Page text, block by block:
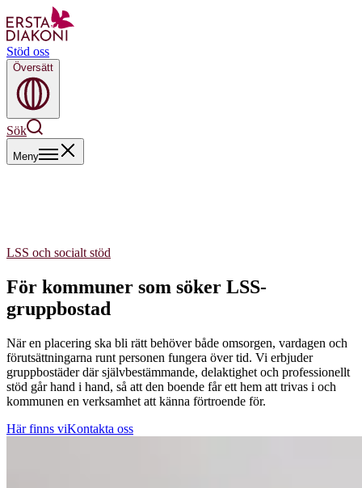
Stöd oss
Översätt
Sök
Meny
LSS och socialt stöd
För kommuner som söker LSS-
gruppbostad
När en placering ska bli rätt behöver både omsorgen, vardagen och
förutsättningarna runt personen fungera över tid. Vi erbjuder
gruppbostäder där självbestämmande, delaktighet och professionellt
stöd går hand i hand, så att den boende får ett hem att trivas i och
kommunen en verksamhet att känna förtroende för.
Här finns viKontakta oss